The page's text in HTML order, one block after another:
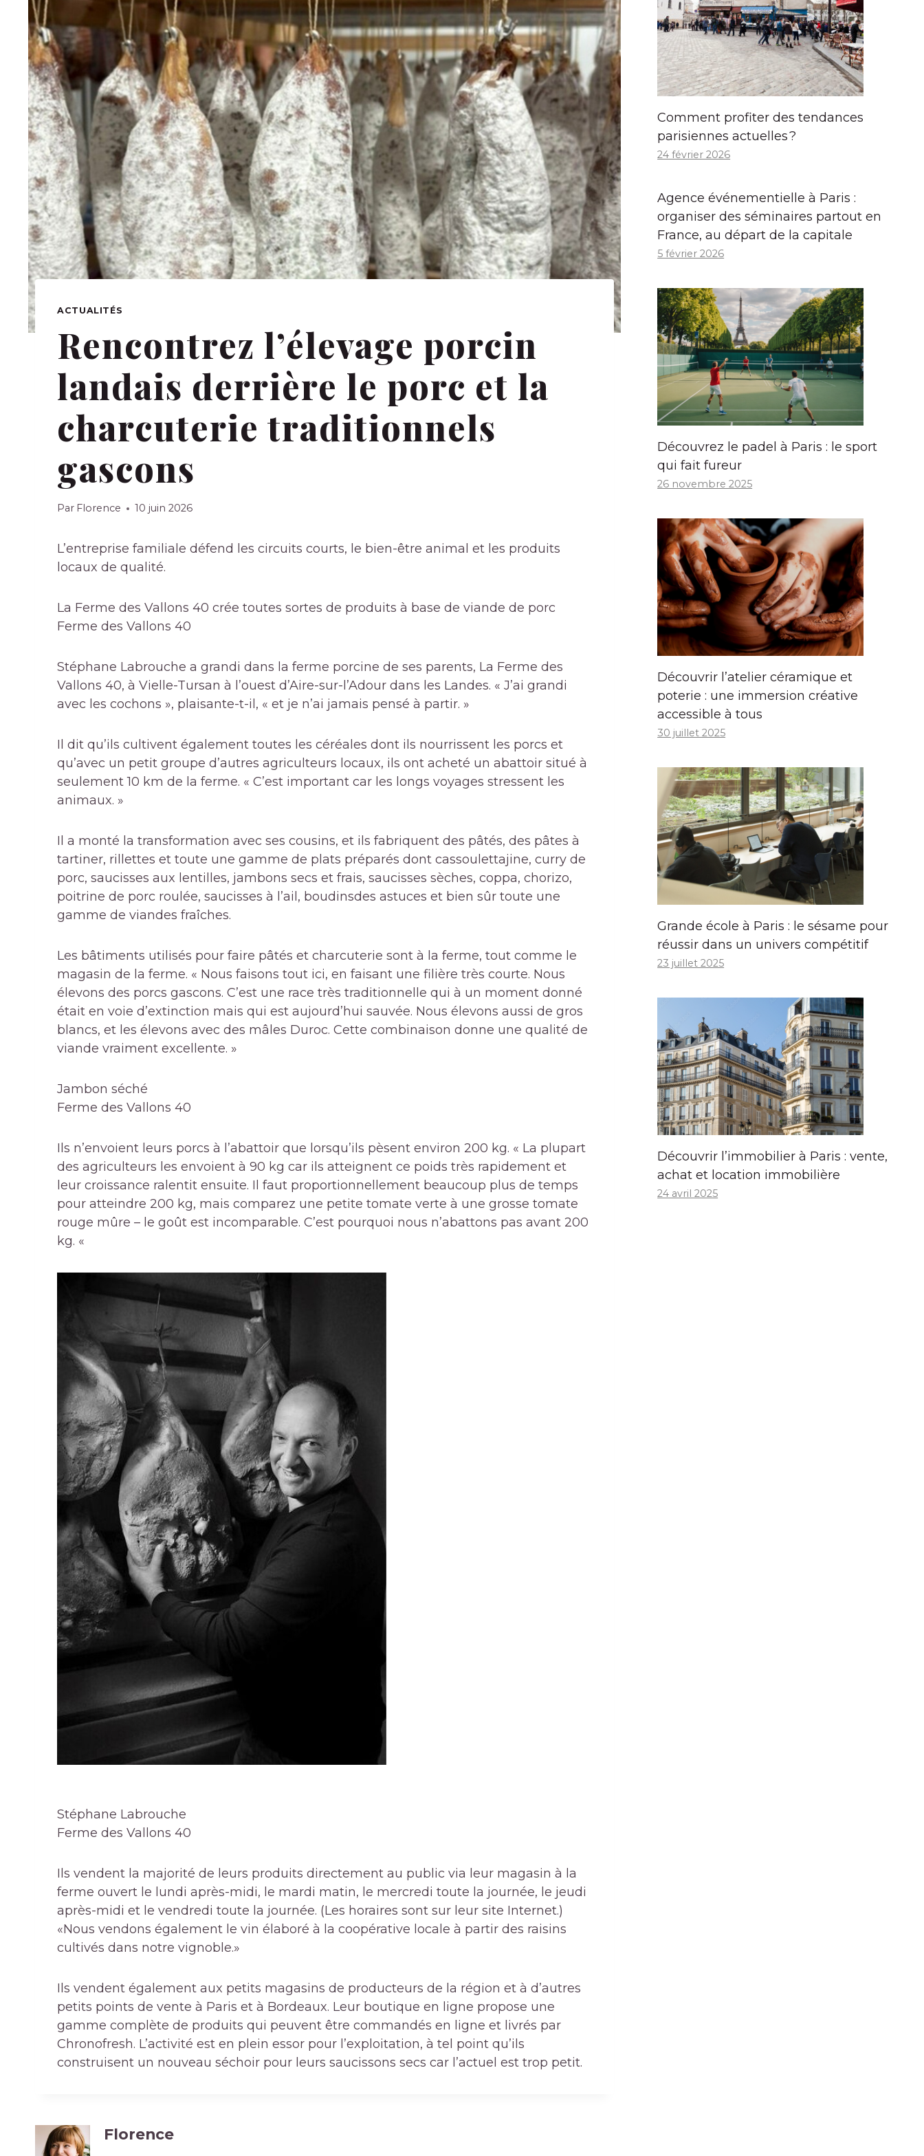
ACTUALITÉS
Rencontrez l’élevage porcin
landais derrière le porc et la
charcuterie traditionnels
gascons
Par Florence 10 juin 2026
L’entreprise familiale défend les circuits courts, le bien-être animal et les produits
locaux de qualité.
La Ferme des Vallons 40 crée toutes sortes de produits à base de viande de porc
Ferme des Vallons 40
Stéphane Labrouche a grandi dans la ferme porcine de ses parents, La Ferme des
Vallons 40, à Vielle-Tursan à l’ouest d’Aire-sur-l’Adour dans les Landes. « J’ai grandi
avec les cochons », plaisante-t-il, « et je n’ai jamais pensé à partir. »
Il dit qu’ils cultivent également toutes les céréales dont ils nourrissent les porcs et
qu’avec un petit groupe d’autres agriculteurs locaux, ils ont acheté un abattoir situé à
seulement 10 km de la ferme. « C’est important car les longs voyages stressent les
animaux. »
Il a monté la transformation avec ses cousins, et ils fabriquent des pâtés, des pâtes à
tartiner, rillettes et toute une gamme de plats préparés dont cassoulettajine, curry de
porc, saucisses aux lentilles, jambons secs et frais, saucisses sèches, coppa, chorizo,
poitrine de porc roulée, saucisses à l’ail, boudinsdes astuces et bien sûr toute une
gamme de viandes fraîches.
Les bâtiments utilisés pour faire pâtés et charcuterie sont à la ferme, tout comme le
magasin de la ferme. « Nous faisons tout ici, en faisant une filière très courte. Nous
élevons des porcs gascons. C’est une race très traditionnelle qui à un moment donné
était en voie d’extinction mais qui est aujourd’hui sauvée. Nous élevons aussi de gros
blancs, et les élevons avec des mâles Duroc. Cette combinaison donne une qualité de
viande vraiment excellente. »
Jambon séché
Ferme des Vallons 40
Ils n’envoient leurs porcs à l’abattoir que lorsqu’ils pèsent environ 200 kg. « La plupart
des agriculteurs les envoient à 90 kg car ils atteignent ce poids très rapidement et
leur croissance ralentit ensuite. Il faut proportionnellement beaucoup plus de temps
pour atteindre 200 kg, mais comparez une petite tomate verte à une grosse tomate
rouge mûre – le goût est incomparable. C’est pourquoi nous n’abattons pas avant 200
kg. «
Stéphane Labrouche
Ferme des Vallons 40
Ils vendent la majorité de leurs produits directement au public via leur magasin à la
ferme ouvert le lundi après-midi, le mardi matin, le mercredi toute la journée, le jeudi
après-midi et le vendredi toute la journée. (Les horaires sont sur leur site Internet.)
«Nous vendons également le vin élaboré à la coopérative locale à partir des raisins
cultivés dans notre vignoble.»
Ils vendent également aux petits magasins de producteurs de la région et à d’autres
petits points de vente à Paris et à Bordeaux. Leur boutique en ligne propose une
gamme complète de produits qui peuvent être commandés en ligne et livrés par
Chronofresh. L’activité est en plein essor pour l’exploitation, à tel point qu’ils
construisent un nouveau séchoir pour leurs saucissons secs car l’actuel est trop petit.
Florence
Comment profiter des tendances
parisiennes actuelles ?
24 février 2026
Agence événementielle à Paris :
organiser des séminaires partout en
France, au départ de la capitale
5 février 2026
Découvrez le padel à Paris : le sport
qui fait fureur
26 novembre 2025
Découvrir l’atelier céramique et
poterie : une immersion créative
accessible à tous
30 juillet 2025
Grande école à Paris : le sésame pour
réussir dans un univers compétitif
23 juillet 2025
Découvrir l’immobilier à Paris : vente,
achat et location immobilière
24 avril 2025